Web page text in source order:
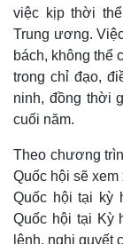
việc kịp thời
Trung ương.
bách, không thể
trong chỉ đạo,
ninh, đồng thời
cuối năm.
Theo chương
Quốc hội sẽ
Quốc hội tại kỳ
Quốc hội tại Kỳ
lệnh, nghị quyết